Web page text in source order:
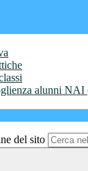
alunni
del sito